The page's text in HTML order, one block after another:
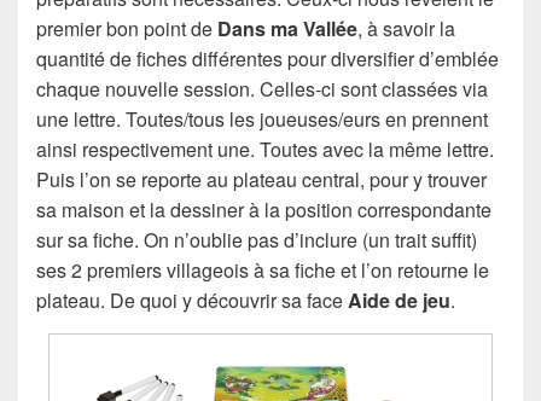
premier bon point de Dans ma Vallée, à savoir la
quantité de fiches différentes pour diversifier d’emblée
chaque nouvelle session. Celles-ci sont classées via
une lettre. Toutes/tous les joueuses/eurs en prennent
ainsi respectivement une. Toutes avec la même lettre.
Puis l’on se reporte au plateau central, pour y trouver
sa maison et la dessiner à la position correspondante
sur sa fiche. On n’oublie pas d’inclure (un trait suffit)
ses 2 premiers villageois à sa fiche et l’on retourne le
plateau. De quoi y découvrir sa faceAide de jeu.